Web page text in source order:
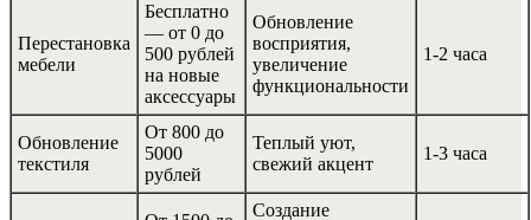
Перестановка
мебели
Бесплатно
— от 0 до
500 рублей
на новые
аксессуары
Обновление
восприятия,
увеличение
функциональности
1-2 часа
Обновление
текстиля
От 800 до
5000
рублей
Теплый уют,
свежий акцент
1-3 часа
Создание